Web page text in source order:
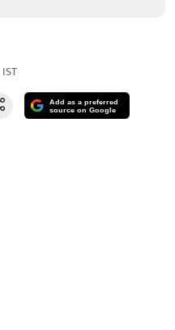
IST
Add as a preferred
source on Google